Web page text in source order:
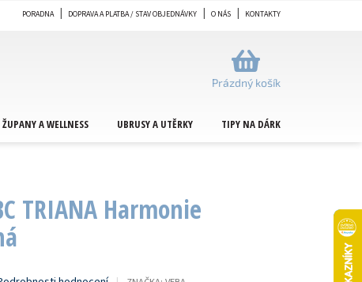
PORADNA DOPRAVA A PLATBA / STAV OBJEDNÁVKY O NÁS KONTAKTY
NÁKUPNÍ
KOŠÍK
Prázdný košík
ŽUPANY A WELLNESS UBRUSY A UTĚRKY TIPY NA DÁRKY
TRIANA Harmonie